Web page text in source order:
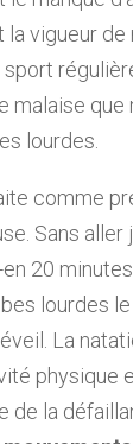
vigueur de
sport
malaise que
lourdes.
comme
Sans aller
en 20
lourdes
La
physique
de la